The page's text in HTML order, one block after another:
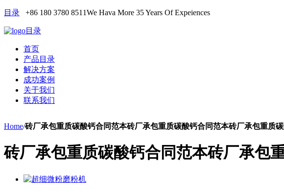
目录 +86 180 3780 8511We Hava More 35 Years Of Expeiences
目录
首页
产品目录
解决方案
成功案例
关于我们
联系我们
Home/砖厂承包重质碳酸钙合同范本砖厂承包重质碳酸钙合同范本砖厂承包重质
砖厂承包重质碳酸钙合同范本砖厂承包